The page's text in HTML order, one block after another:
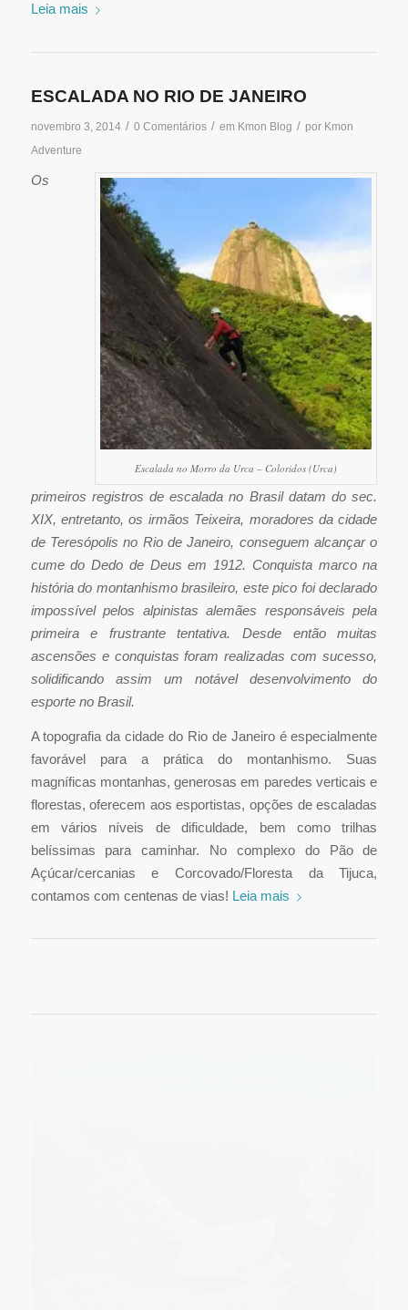
Leia mais
ESCALADA NO RIO DE JANEIRO
novembro 3, 2014 / 0 Comentários / em Kmon Blog / por Kmon
Adventure
Escalada no Morro da Urca – Coloridos (Urca)
Os
primeiros registros de escalada no Brasil datam do sec.
XIX, entretanto, os irmãos Teixeira, moradores da cidade
de Teresópolis no Rio de Janeiro, conseguem alcançar o
cume do Dedo de Deus em 1912. Conquista marco na
história do montanhismo brasileiro, este pico foi declarado
impossível pelos alpinistas alemães responsáveis pela
primeira e frustrante tentativa. Desde então muitas
ascensões e conquistas foram realizadas com sucesso,
solidificando assim um notável desenvolvimento do
esporte no Brasil.
A topografia da cidade do Rio de Janeiro é especialmente
favorável para a prática do montanhismo. Suas
magníficas montanhas, generosas em paredes verticais e
florestas, oferecem aos esportistas, opções de escaladas
em vários níveis de dificuldade, bem como trilhas
belíssimas para caminhar. No complexo do Pão de
Açúcar/cercanias e Corcovado/Floresta da Tijuca,
contamos com centenas de vias! Leia mais